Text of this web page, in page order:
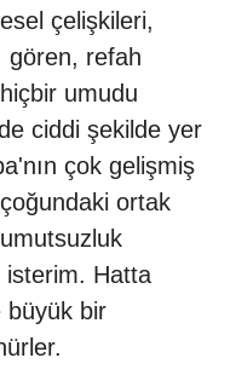
çelişkileri,
gören, refah
umudu
ciddi şekilde yer
çok gelişmiş
ortak
isterim. Hatta
büyük bir